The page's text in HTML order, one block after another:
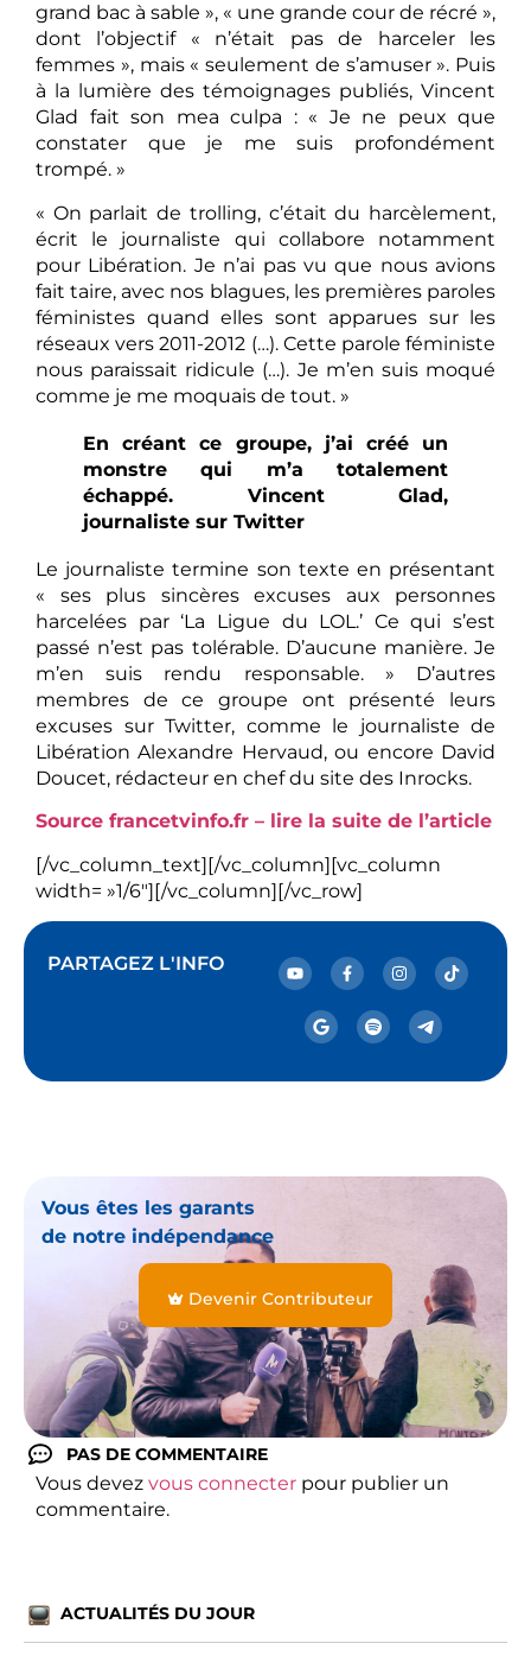
grand bac à sable », « une grande cour de récré »,
dont l’objectif « n’était pas de harceler les
femmes », mais « seulement de s’amuser ». Puis
à la lumière des témoignages publiés, Vincent
Glad fait son mea culpa : « Je ne peux que
constater que je me suis profondément
trompé. »
« On parlait de trolling, c’était du harcèlement,
écrit le journaliste qui collabore notamment
pour Libération. Je n’ai pas vu que nous avions
fait taire, avec nos blagues, les premières paroles
féministes quand elles sont apparues sur les
réseaux vers 2011-2012 (…). Cette parole féministe
nous paraissait ridicule (…). Je m’en suis moqué
comme je me moquais de tout. »
En créant ce groupe, j’ai créé un
monstre qui m’a totalement
échappé. Vincent Glad,
journaliste sur Twitter
Le journaliste termine son texte en présentant
« ses plus sincères excuses aux personnes
harcelées par ‘La Ligue du LOL.’ Ce qui s’est
passé n’est pas tolérable. D’aucune manière. Je
m’en suis rendu responsable. » D’autres
membres de ce groupe ont présenté leurs
excuses sur Twitter, comme le journaliste de
Libération Alexandre Hervaud, ou encore David
Doucet, rédacteur en chef du site des Inrocks.
Source francetvinfo.fr – lire la suite de l’article
[/vc_column_text][/vc_column][vc_column
width= »1/6″][/vc_column][/vc_row]
PARTAGEZ L'INFO
Vous êtes les garants
de notre indépendance
Devenir Contributeur
PAS DE COMMENTAIRE
Vous devez vous connecter pour publier un
commentaire.
ACTUALITÉS DU JOUR